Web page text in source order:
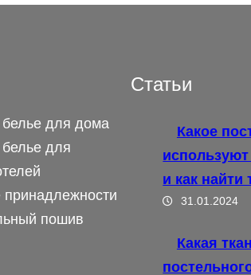
для дома
для
пошив
Статьи
Какое
и как найти
31.01.2024
Какая